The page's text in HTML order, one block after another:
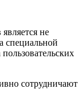
не
специальной
сотрудничают